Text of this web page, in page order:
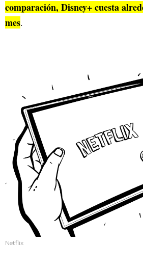
comparación, Disney+ cuesta
mes.
Netflix